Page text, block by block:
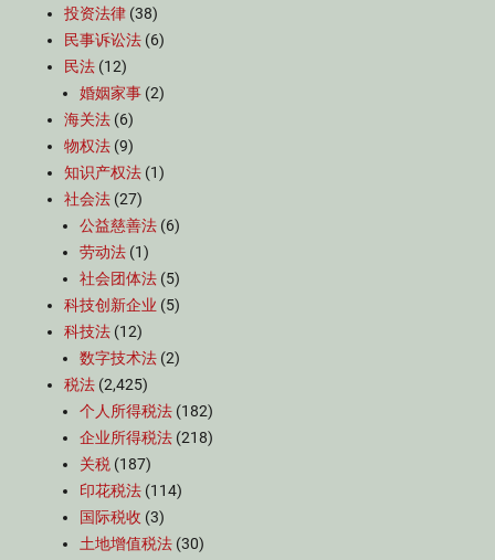
投资法律 (38)
民事诉讼法 (6)
民法 (12)
婚姻家事 (2)
海关法 (6)
物权法 (9)
知识产权法 (1)
社会法 (27)
公益慈善法 (6)
劳动法 (1)
社会团体法 (5)
科技创新企业 (5)
科技法 (12)
数字技术法 (2)
税法 (2,425)
个人所得税法 (182)
企业所得税法 (218)
关税 (187)
印花税法 (114)
国际税收 (3)
土地增值税法 (30)